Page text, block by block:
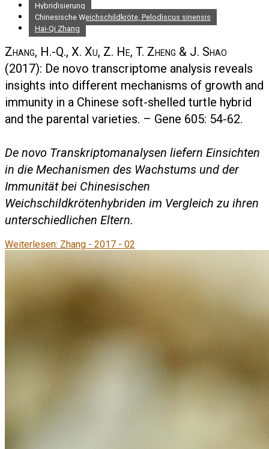
Hybridisierung
Chinesische Weichschildkröte, Pelodiscus sinensis
Hai-Qi Zhang
Zhang, H.-Q., X. Xu, Z. He, T. Zheng & J. Shao
(2017): De novo transcriptome analysis reveals
insights into different mechanisms of growth and
immunity in a Chinese soft-shelled turtle hybrid
and the parental varieties. – Gene 605: 54-62.
De novo Transkriptomanalysen liefern Einsichten
in die Mechanismen des Wachstums und der
Immunität bei Chinesischen
Weichschildkrötenhybriden im Vergleich zu ihren
unterschiedlichen Eltern.
Weiterlesen: Zhang - 2017 - 02